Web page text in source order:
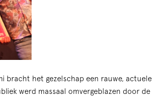
bracht het gezelschap een rauwe, actuele
werd massaal omvergeblazen door de